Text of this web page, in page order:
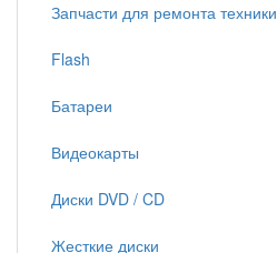
Запчасти для ремонта техники
Flash
Батареи
Видеокарты
Диски DVD / CD
Жесткие диски